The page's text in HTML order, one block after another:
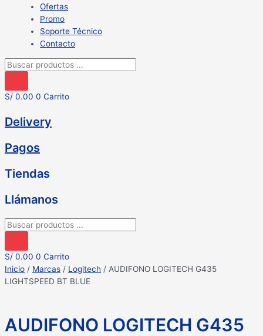
Ofertas
Promo
Soporte Técnico
Contacto
Búsqueda
productos
S/ 0.00 0 Carrito
Delivery
Pagos
Tiendas
Llámanos
Búsqueda
productos
S/ 0.00 0 Carrito
Inicio / Marcas / Logitech / AUDIFONO LOGITECH G435
LIGHTSPEED BT BLUE
AUDIFONO LOGITECH G435